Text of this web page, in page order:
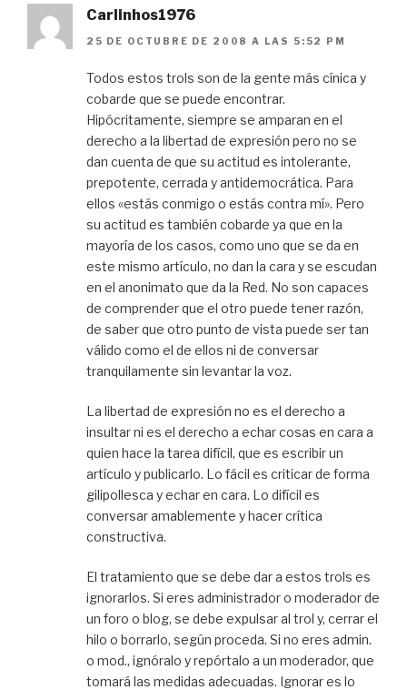
Carlinhos1976
25 DE OCTUBRE DE 2008 A LAS 5:52 PM
Todos estos trols son de la gente más cínica y
cobarde que se puede encontrar.
Hipócritamente, siempre se amparan en el
derecho a la libertad de expresión pero no se
dan cuenta de que su actitud es intolerante,
prepotente, cerrada y antidemocrática. Para
ellos «estás conmigo o estás contra mí». Pero
su actitud es también cobarde ya que en la
mayoría de los casos, como uno que se da en
este mismo artículo, no dan la cara y se escudan
en el anonimato que da la Red. No son capaces
de comprender que el otro puede tener razón,
de saber que otro punto de vista puede ser tan
válido como el de ellos ni de conversar
tranquilamente sin levantar la voz.
La libertad de expresión no es el derecho a
insultar ni es el derecho a echar cosas en cara a
quien hace la tarea difícil, que es escribir un
artículo y publicarlo. Lo fácil es criticar de forma
gilipollesca y echar en cara. Lo difícil es
conversar amablemente y hacer crítica
constructiva.
El tratamiento que se debe dar a estos trols es
ignorarlos. Si eres administrador o moderador de
un foro o blog, se debe expulsar al trol y, cerrar el
hilo o borrarlo, según proceda. Si no eres admin.
o mod., ignóralo y repórtalo a un moderador, que
tomará las medidas adecuadas. Ignorar es lo